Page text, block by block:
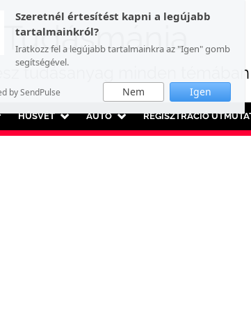
Szeretnél értesítést kapni a legújabb
tartalmainkról?
Iratkozz fel a legújabb tartalmainkra az "Igen" gomb
segítségével.
Nem Igen
by SendPulse
Tudásmánia
tudásanyag minden
HÚSVÉT AUTÓ REGISZTRÁCIÓ